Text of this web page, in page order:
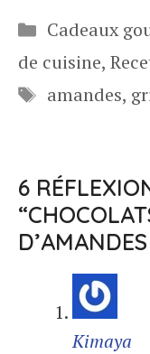
Catégories
Cadeaux
de cuisine,
Étiquettes
amandes,
6
Kimaya